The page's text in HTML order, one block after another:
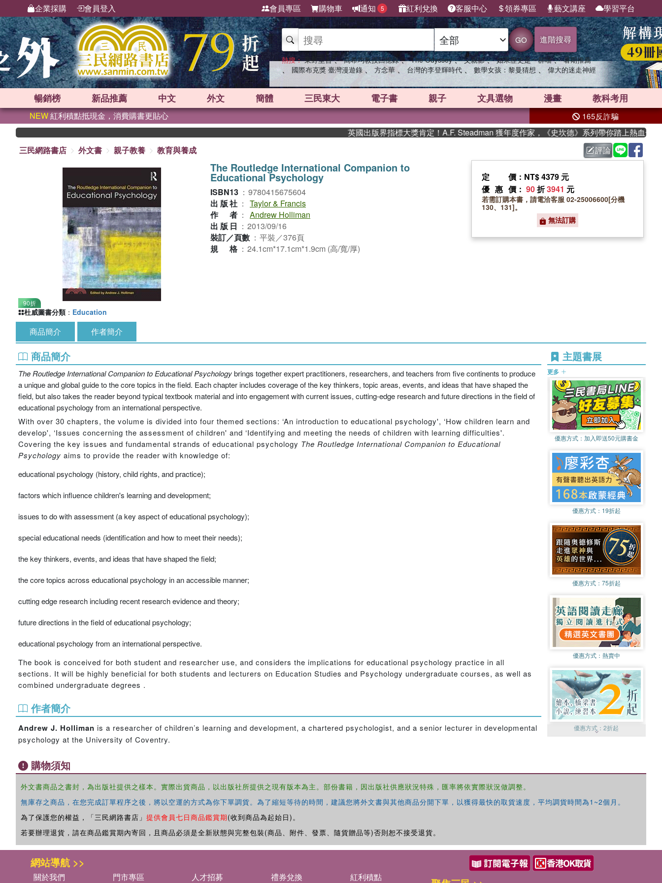
企業採購 會員登入 會員專區 購物車 通知 5 紅利兌換 客服中心 領券專區 藝文講座 學習平台
GO 進階搜尋
熱搜： 東野圭吾 、 高希均教授回憶錄 、 The Odyssey 、 父親節 、 如果歷史是一群喵 、 暑期推薦
、 國際布克獎 臺灣漫遊錄 、 方念華 、 台灣的李登輝時代 、 數學女孩：黎曼猜想 、 偉大的迷走神經
暢銷榜 新品推薦 中文 外文 簡體 三民東大 電子書 親子 文具選物 漫畫 教科考用
NEW紅利積點抵現金，消費購書更貼心 165反詐騙
英國出版界指標大獎肯定！A.F. Steadman 獲年度作家，《史坎德》系列帶你踏上熱血奇幻旅程
三民網路書店
外文書 親子教養 教育與養成 評論
90折
The Routledge International Companion to
Educational Psychology
ISBN13 ： 9780415675604
出版社 ： Taylor & Francis
作者 ： Andrew Holliman
出版日 ： 2013/09/16
裝訂／頁數 ： 平裝／376頁
規格 ： 24.1cm*17.1cm*1.9cm (高/寬/厚)
定價 ：NT$ 4379 元
優惠價 ： 90折3941 元
若需訂購本書，請電洽客服 02-25006600[分機
130、131]。
無法訂購
杜威圖書分類 ： Education
商品簡介 作者簡介
商品簡介
The Routledge International Companion to Educational Psychologybrings together expert practitioners, researchers, and teachers from five continents to produce
a unique and global guide to the core topics in the field. Each chapter includes coverage of the key thinkers, topic areas, events, and ideas that have shaped the
field, but also takes the reader beyond typical textbook material and into engagement with current issues, cutting-edge research and future directions in the field of
educational psychology from an international perspective.
With over 30 chapters, the volume is divided into four themed sections: ‘An introduction to educational psychology', ‘How children learn and
develop', ‘Issues concerning the assessment of children' and ‘Identifying and meeting the needs of children with learning difficulties'.
Covering the key issues and fundamental strands of educational psychology The Routledge International Companion to Educational
Psychology aims to provide the reader with knowledge of:
educational psychology (history, child rights, and practice);
factors which influence children's learning and development;
issues to do with assessment (a key aspect of educational psychology);
special educational needs (identification and how to meet their needs);
the key thinkers, events, and ideas that have shaped the field;
the core topics across educational psychology in an accessible manner;
cutting edge research including recent research evidence and theory;
future directions in the field of educational psychology;
educational psychology from an international perspective.
The book is conceived for both student and researcher use, and considers the implications for educational psychology practice in all
sections. It will be highly beneficial for both students and lecturers on Education Studies and Psychology undergraduate courses, as well as
combined undergraduate degrees .
作者簡介
Andrew J. Holliman is a researcher of children’s learning and development, a chartered psychologist, and a senior lecturer in developmental
psychology at the University of Coventry.
主題書展
更多
優惠方式： 加入即送50元購書金
優惠方式： 19折起
優惠方式： 75折起
優惠方式： 熱賣中
優惠方式：2折起
優惠方式：99元起
優惠方式：
購物須知
外文書商品之書封，為出版社提供之樣本。實際出貨商品，以出版社所提供之現有版本為主。部份書籍，因出版社供應狀況特殊，匯率將依實際狀況做調整。
無庫存之商品，在您完成訂單程序之後，將以空運的方式為你下單調貨。為了縮短等待的時間，建議您將外文書與其他商品分開下單，以獲得最快的取貨速度，平均調貨時間為1~2個月。
為了保護您的權益，「三民網路書店」 提供會員七日商品鑑賞期(收到商品為起始日)。
若要辦理退貨，請在商品鑑賞期內寄回，且商品必須是全新狀態與完整包裝(商品、附件、發票、隨貨贈品等)否則恕不接受退貨。
網站導航 >>
關於我們 門市專區 人才招募 禮券兌換
紅利積點